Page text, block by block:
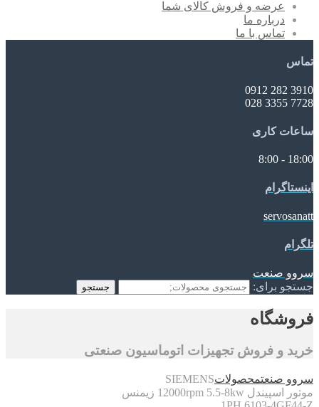
عرضه و فروش کالای شما
درباره ما
تماس با ما
تماس
3910 282 0912
7728 3355 028
ساعات کاری
18:00 - 8:00
اینستاگرام
servosanatt
تلگرام
سروو صنعت
جستجو برای:
جستجو
فروشگاه
خرید و فروش تجهیزات اتوماسیون صنعتی
سروو صنعتمحصولاتSIEMENS
موتور اسپیندل 12000rpm 5.5-8kw زیمنس